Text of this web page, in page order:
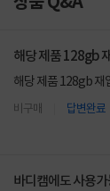
해당 제품 128gb
해당 제품 128gb 재
비구매 답변완료
바디캠에도 사용